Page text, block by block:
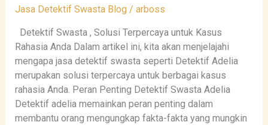
Jasa Detektif Swasta Blog / arboss
Detektif Swasta , Solusi Terpercaya untuk Kasus
Rahasia Anda Dalam artikel ini, kita akan menjelajahi
mengapa jasa detektif swasta seperti Detektif Adelia
merupakan solusi terpercaya untuk berbagai kasus
rahasia Anda. Peran Penting Detektif Swasta Adelia
Detektif adelia memainkan peran penting dalam
membantu orang mengungkap fakta-fakta yang mungkin
Kasus
Anda